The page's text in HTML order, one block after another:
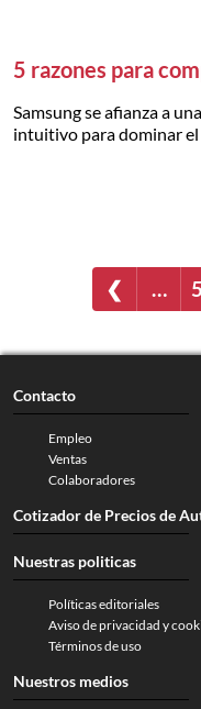
5 razones para
Samsung se afianza a
intuitivo para dominar
❮ …
Contacto
Empleo
Ventas
Colaboradores
Cotizador de Precios de
Nuestras politicas
Políticas editoriales
Aviso de privacidad y
Términos de uso
Nuestros medios